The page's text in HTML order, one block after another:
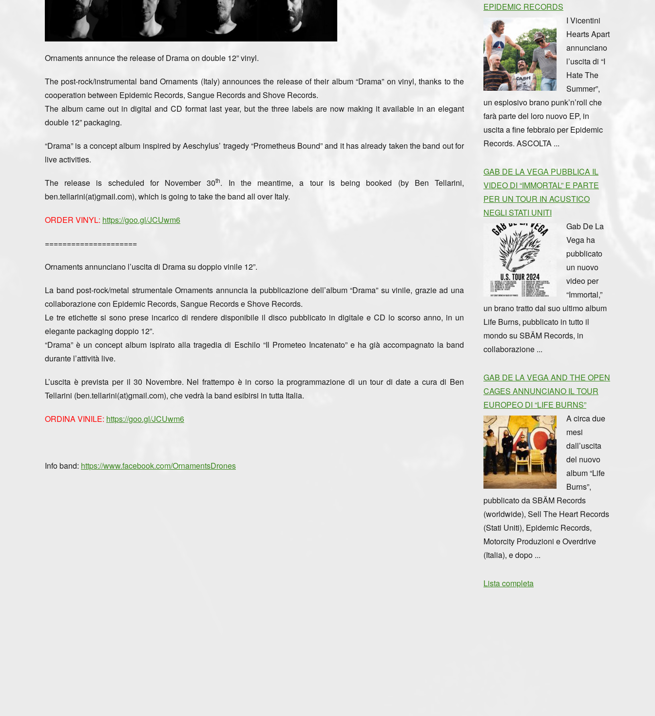
Ornaments annunce the release of Drama on double 12” vinyl.
The post-rock/instrumental bandOrnaments (Italy) announces the release of their album“Drama” on vinyl, thanks to the
cooperation between Epidemic Records, Sangue Records and Shove Records.
The album came out in digital and CD format last year, but the three labels are now making it available in an elegant
double 12” packaging.
“Drama” is a concept album inspired by Aeschylus’ tragedy“Prometheus Bound”and it has already taken the band out for
live activities.
The release is scheduled forNovember 30th. In the meantime, a tour is being booked (by Ben Tellarini,
ben.tellarini(at)gmail.com), which is going to take the band all over Italy.
ORDER VINYL: https://goo.gl/JCUwm6
=====================
Ornaments annunciano l’uscita di Drama su doppio vinile 12”.
La band post-rock/metal strumentaleOrnaments annuncia la pubblicazione dell’album“Drama” su vinile, grazie ad una
collaborazione con Epidemic Records, Sangue Records e Shove Records.
Le tre etichette si sono prese incarico di rendere disponibile il disco pubblicato in digitale e CD lo scorso anno, in un
elegante packaging doppio 12”.
“Drama” è un concept album ispirato alla tragedia di Eschilo“Il Prometeo Incatenato”e ha già accompagnato la band
durante l’attività live.
L’uscita è prevista per il30 Novembre. Nel frattempo è in corso la programmazione di un tour di date a cura di Ben
Tellarini (ben.tellarini(at)gmail.com), che vedrà la band esibirsi in tutta Italia.
ORDINA VINILE: https://goo.gl/JCUwm6
Info band: https://www.facebook.com/OrnamentsDrones
EPIDEMIC RECORDS
I Vicentini
Hearts Apart
annunciano
l’uscita di “I
Hate The
Summer”,
un esplosivo brano punk’n’roll che
farà parte del loro nuovo EP, in
uscita a fine febbraio per Epidemic
Records. ASCOLTA ...
GAB DE LA VEGA PUBBLICA IL
VIDEO DI “IMMORTAL” E PARTE
PER UN TOUR IN ACUSTICO
NEGLI STATI UNITI
Gab De La
Vega ha
pubblicato
un nuovo
video per
“Immortal,”
un brano tratto dal suo ultimo album
Life Burns, pubblicato in tutto il
mondo su SBÄM Records, in
collaborazione ...
GAB DE LA VEGA AND THE OPEN
CAGES ANNUNCIANO IL TOUR
EUROPEO DI “LIFE BURNS”
A circa due
mesi
dall’uscita
del nuovo
album “Life
Burns”,
pubblicato da SBÄM Records
(worldwide), Sell The Heart Records
(Stati Uniti), Epidemic Records,
Motorcity Produzioni e Overdrive
(Italia), e dopo ...
Lista completa